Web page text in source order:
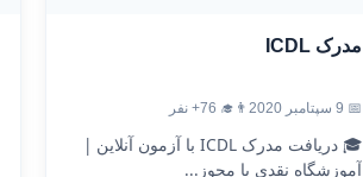
مدرک ICDL
📅 9 سپتامبر 2020 👨‍🎓 76+ نفر
🎓 دریافت مدرک ICDL با آزمون آنلاین |
آموزشگاه نقدی با مجوز...